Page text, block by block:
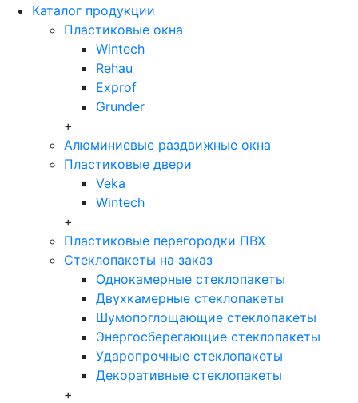
Каталог продукции
Пластиковые окна
Wintech
Rehau
Exprof
Grunder
+
Алюминиевые раздвижные окна
Пластиковые двери
Veka
Wintech
+
Пластиковые перегородки ПВХ
Стеклопакеты на заказ
Однокамерные стеклопакеты
Двухкамерные стеклопакеты
Шумопоглощающие стеклопакеты
Энергосберегающие стеклопакеты
Ударопрочные стеклопакеты
Декоративные стеклопакеты
+